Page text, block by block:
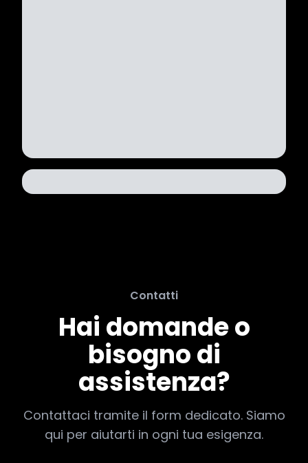
Contatti
Hai domande o
bisogno di
assistenza?
Contattaci tramite il form dedicato. Siamo
qui per aiutarti in ogni tua esigenza.